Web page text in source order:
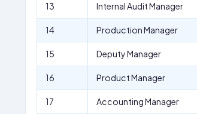
13 Internal Audit Manager
14 Production Manager
15 Deputy Manager
16 Product Manager
17 Accounting Manager